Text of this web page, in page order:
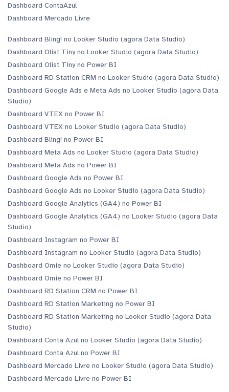
Dashboard ContaAzul
Dashboard Mercado Livre
Dashboard Bling! no Looker Studio (agora Data Studio)
Dashboard Olist Tiny no Looker Studio (agora Data Studio)
Dashboard Olist Tiny no Power BI
Dashboard RD Station CRM no Looker Studio (agora Data Studio)
Dashboard Google Ads e Meta Ads no Looker Studio (agora Data
Studio)
Dashboard VTEX no Power BI
Dashboard VTEX no Looker Studio (agora Data Studio)
Dashboard Bling! no Power BI
Dashboard Meta Ads no Looker Studio (agora Data Studio)
Dashboard Meta Ads no Power BI
Dashboard Google Ads no Power BI
Dashboard Google Ads no Looker Studio (agora Data Studio)
Dashboard Google Analytics (GA4) no Power BI
Dashboard Google Analytics (GA4) no Looker Studio (agora Data
Studio)
Dashboard Instagram no Power BI
Dashboard Instagram no Looker Studio (agora Data Studio)
Dashboard Omie no Looker Studio (agora Data Studio)
Dashboard Omie no Power BI
Dashboard RD Station CRM no Power BI
Dashboard RD Station Marketing no Power BI
Dashboard RD Station Marketing no Looker Studio (agora Data
Studio)
Dashboard Conta Azul no Looker Studio (agora Data Studio)
Dashboard Conta Azul no Power BI
Dashboard Mercado Livre no Looker Studio (agora Data Studio)
Dashboard Mercado Livre no Power BI